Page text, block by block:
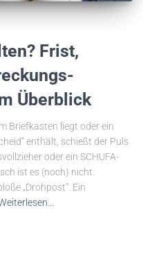
Frist,
Überblick
Briefkasten liegt oder ein
enthält, schießt der Puls
oder ein SCHUFA-
ist es (noch) nicht.
„Drohpost“. Ein